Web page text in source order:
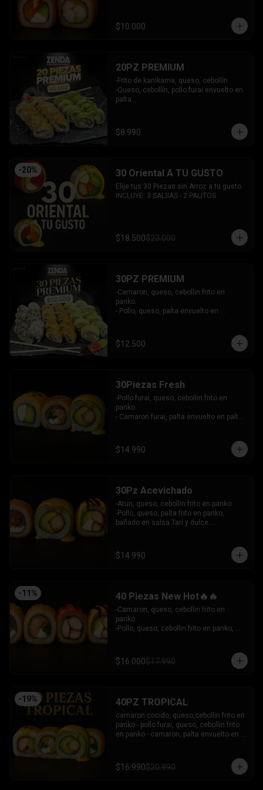
$10.000
20PZ PREMIUM
-Frito de kanikama, queso, cebollín
-Queso, cebollín, pollo furai envuelto en
palta.
$8.990
-20% 30 Oriental A TU GUSTO
Elije tus 30 Piezas sin Arroz a tu gusto.
INCLUYE: 3 SALSAS - 2 PALITOS
$18.500$23.000
30PZ PREMIUM
-Camaron, queso, cebollin frito en
panko.
- Pollo, queso, palta envuelto en
palta.
INCLUYE: 3 SALSAS - 2 PALITOS
$12.500
30Piezas Fresh
-Pollo furai, queso, cebollin frito en
panko.
- Camaron furai, palta envuelto en palta
queso y mango, bañado en salsa de
maracuya.
$14.990
30Pz Acevichado
-Atun, queso, cebollin frito en panko.
-Pollo, queso, palta frito en panko,
bañado en salsa Tari y dulce.
INCLUYE: 3 SALSAS - 2 PALITOS
$14.990
-11 % 40 Piezas New Hot🔥🔥
-Camaron, queso, cebollin frito en
panko.
-Pollo, queso, cebollin frito en panko,
bañado en salsa tari y dulce.
-Atun, queso, cebollin frito en panko.
$16.000$17.990
-19% 40PZ TROPICAL
camaron cocido, queso,cebollin frito en
panko - pollo furai, queso, cebollin frito
en panko - camaron, palta envuelto en
bañado en salsa de maracuya
INCLUYE: 3 SALSAS - 2 PALITOS
$16.990$20.990